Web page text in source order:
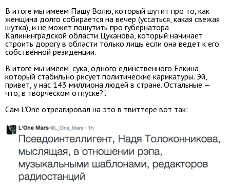
В итоге мы имеем Пашу Волю, который шутит про то, как
женщина долго собирается на вечер (уссаться, какая свежая
шутка), и не может пошутить про губернатора
Калининградской области Цуканова, который начинает
строить дорогу в области только лишь если она ведет к его
собственной резиденции.
В итоге мы имеем, сука, одного единственного Елкина,
который стабильно рисует политические карикатуры. Эй,
привет, у нас 143 миллиона людей в стране. Остальные —
что, в творческом отпуске?".
Сам L'One отреагировал на это в твиттере вот так: